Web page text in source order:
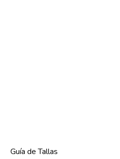
Guía de Tallas